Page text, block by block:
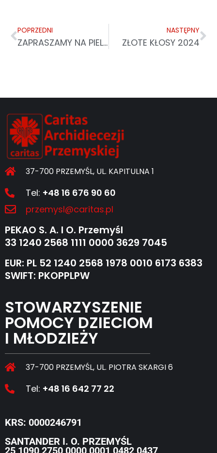
POPRZEDNI
ZAPRASZAMY NA PIELGRZYMKĘ OSÓB STARSZYCH I CHORYCH
NASTĘPNY
ZŁOTE KŁOSY 2024
37-700 PRZEMYŚL, UL. KAPITULNA 1
Tel: +48 16 676 90 60
przemysl@caritas.pl
PEKAO S. A. I O. Przemyśl
33 1240 2568 1111 0000 3629 7045
EUR: PL 52 1240 2568 1978 0010 6173 6383
SWIFT: PKOPPLPW
STOWARZYSZENIE
POMOCY DZIECIOM
I MŁODZIEŻY
37-700 PRZEMYŚL, UL. PIOTRA SKARGI 6
Tel: +48 16 642 77 22
KRS: 0000246791
SANTANDER I. O. PRZEMYŚL
25 1090 2750 0000 0001 0482 0437